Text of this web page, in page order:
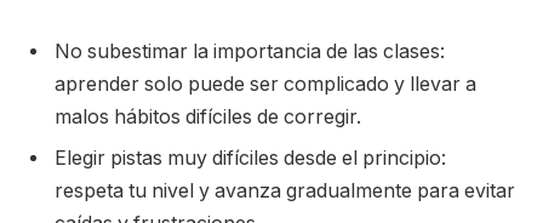
No subestimar la importancia de las clases:
aprender solo puede ser complicado y llevar a
malos hábitos difíciles de corregir.
Elegir pistas muy difíciles desde el principio:
respeta tu nivel y avanza gradualmente para evitar